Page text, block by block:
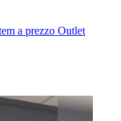
a prezzo Outlet